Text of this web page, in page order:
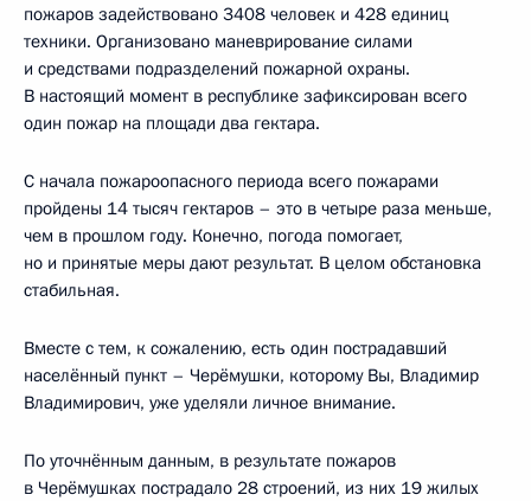
пожаров задействовано 3408 человек и 428 единиц
техники. Организовано маневрирование силами
и средствами подразделений пожарной охраны.
В настоящий момент в республике зафиксирован всего
один пожар на площади два гектара.
С начала пожароопасного периода всего пожарами
пройдены 14 тысяч гектаров – это в четыре раза меньше,
чем в прошлом году. Конечно, погода помогает,
но и принятые меры дают результат. В целом обстановка
стабильная.
Вместе с тем, к сожалению, есть один пострадавший
населённый пункт – Черёмушки, которому Вы, Владимир
Владимирович, уже уделяли личное внимание.
По уточнённым данным, в результате пожаров
в Черёмушках пострадало 28 строений, из них 19 жилых